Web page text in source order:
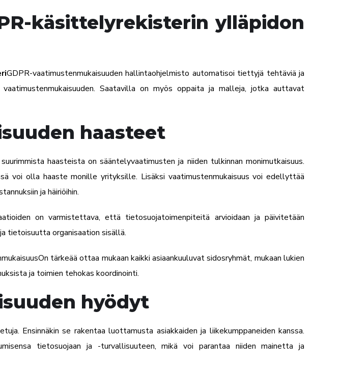
käsittelyrekisterin ylläpidon
GDPR-vaatimustenmukaisuuden hallintaohjelmisto automatisoi tiettyjä tehtäviä ja
Saatavilla on myös oppaita ja malleja, jotka auttavat
haasteet
haasteista on sääntelyvaatimusten ja niiden tulkinnan monimutkaisuus.
voi olla haaste monille yrityksille. Lisäksi vaatimustenmukaisuus voi edellyttää
ja häiriöihin.
on varmistettava, että tietosuojatoimenpiteitä arvioidaan ja päivitetään
tietoisuutta organisaation sisällä.
On tärkeää ottaa mukaan kaikki asiaankuuluvat sidosryhmät, mukaan lukien
ja toimien tehokas koordinointi.
hyödyt
Ensinnäkin se rakentaa luottamusta asiakkaiden ja liikekumppaneiden kanssa.
tietosuojaan ja -turvallisuuteen, mikä voi parantaa niiden mainetta ja